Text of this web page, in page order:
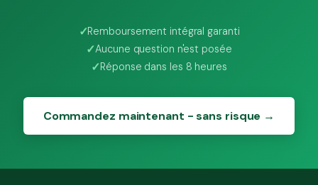
Remboursement intégral garanti
Aucune question n'est posée
Réponse dans les 8 heures
Commandez maintenant - sans risque →